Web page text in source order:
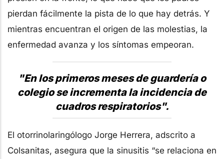
pierdan fácilmente la pista de lo que hay detrás. Y
mientras encuentran el origen de las molestias, la
enfermedad avanza y los síntomas empeoran.
"En los primeros meses de guardería o
colegio se incrementa la incidencia de
cuadros respiratorios".
El otorrinolaringólogo Jorge Herrera, adscrito a
Colsanitas, asegura que la sinusitis “se relaciona en